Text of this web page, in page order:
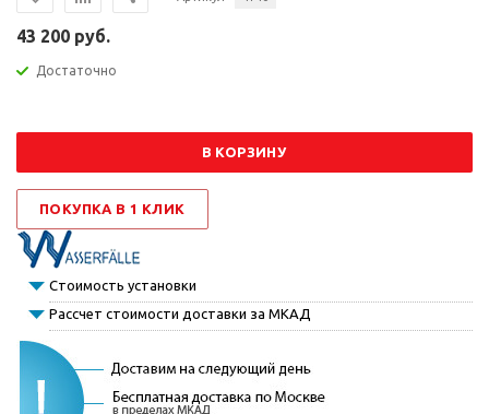
43 200 руб.
Достаточно
В КОРЗИНУ
ПОКУПКА В 1 КЛИК
Стоимость установки
Рассчет стоимости доставки за МКАД